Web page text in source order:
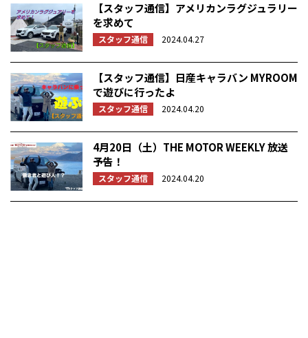
【スタッフ通信】アメリカンラグジュラリー
を求めて
スタッフ通信 2024.04.27
【スタッフ通信】日産キャラバン MYROOM
で遊びに行ったよ
スタッフ通信 2024.04.20
4月20日（土）THE MOTOR WEEKLY 放送
予告！
スタッフ通信 2024.04.20